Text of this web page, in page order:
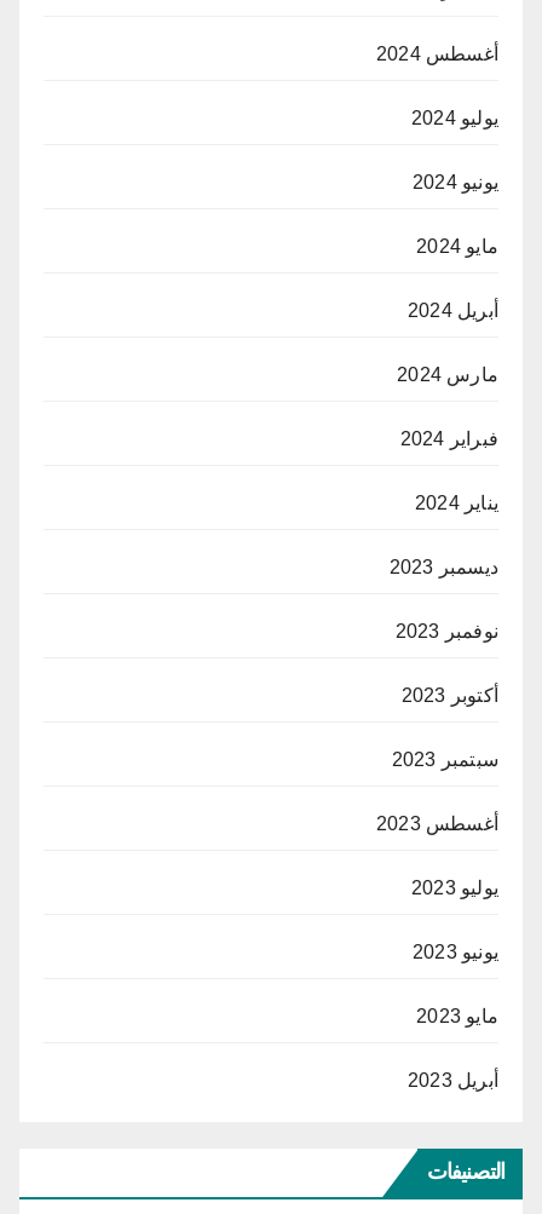
أغسطس 2024
يوليو 2024
يونيو 2024
مايو 2024
أبريل 2024
مارس 2024
فبراير 2024
يناير 2024
ديسمبر 2023
نوفمبر 2023
أكتوبر 2023
سبتمبر 2023
أغسطس 2023
يوليو 2023
يونيو 2023
مايو 2023
أبريل 2023
التصنيفات